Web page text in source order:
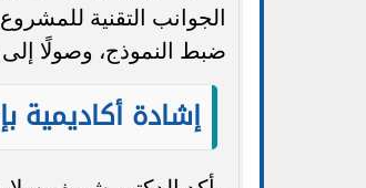
الجوانب التقنية
ضبط النموذج، وصولًا إلى
إشادة أكاديمية